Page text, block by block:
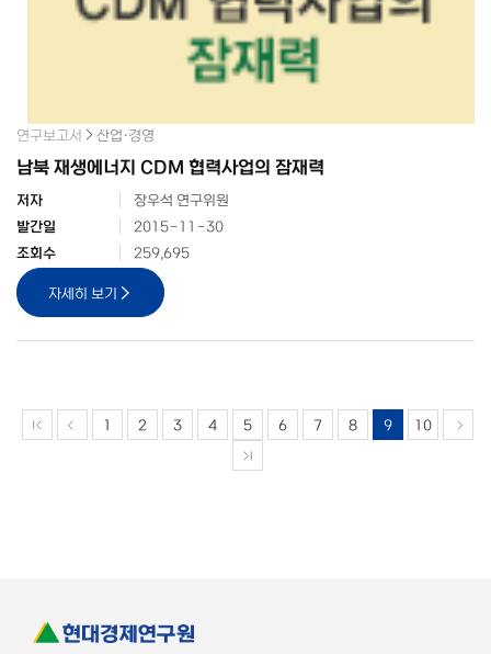
연구보고서 산업·경영
남북 재생에너지 CDM 협력사업의 잠재력
저자
장우석 연구위원
발간일
2015-11-30
조회수
259,695
자세히 보기
1 2 3 4 5 6 7 8 9 10